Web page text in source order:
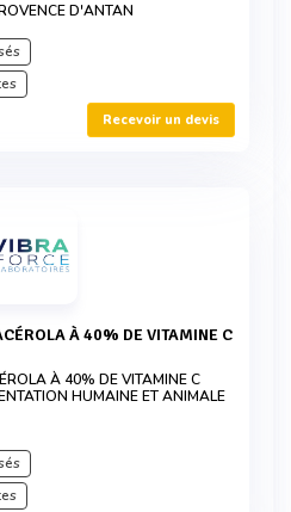
D'ANTAN
Recevoir un devis
À 40% DE VITAMINE C
HUMAINE ET ANIMALE